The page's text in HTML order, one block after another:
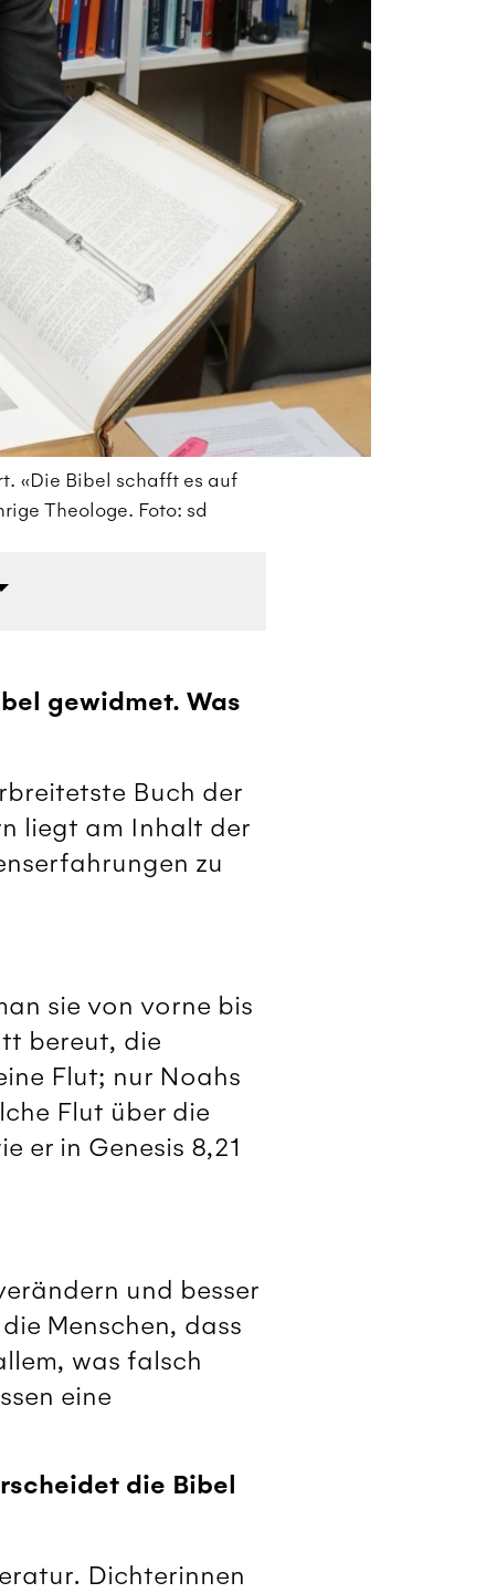
«Die Bibel schafft es auf
Theologe. Foto: sd
gewidmet. Was
Buch der
liegt am Inhalt der
zu
sie von vorne bis
bereut, die
Flut; nur Noahs
Flut über die
er in Genesis 8,21
und besser
Menschen, dass
was falsch
eine
die Bibel
Dichterinnen